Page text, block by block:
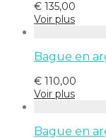
€ 135,00
Voir plus
Bague en
€ 110,00
Voir plus
Bague en